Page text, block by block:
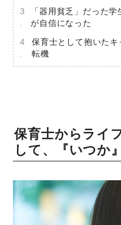
「器用貧乏」だった
が自信になった
保育士として抱いた
転機
保育士からライ
して、『いつか